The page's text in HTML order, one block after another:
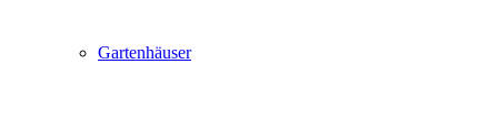
Gartenhäuser